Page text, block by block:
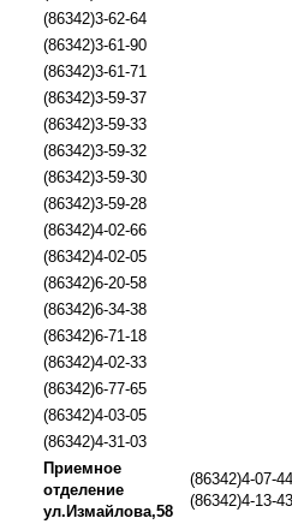
(86342)3-62-64
(86342)3-61-90
(86342)3-61-71
(86342)3-59-37
(86342)3-59-33
(86342)3-59-32
(86342)3-59-30
(86342)3-59-28
(86342)4-02-66
(86342)4-02-05
(86342)6-20-58
(86342)6-34-38
(86342)6-71-18
(86342)4-02-33
(86342)6-77-65
(86342)4-03-05
(86342)4-31-03
Приемное
отделение
ул.Измайлова,58
(86342)4-07-44
(86342)4-13-43